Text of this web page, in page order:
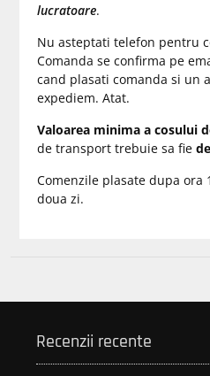
lucratoare.
Nu asteptati telefon pentru
Comanda se confirma pe
cand plasati comanda si un
expediem. Atat.
Valoarea minima a cosului
de transport trebuie sa fie
Comenzile plasate dupa ora
doua zi.
Recenzii recente